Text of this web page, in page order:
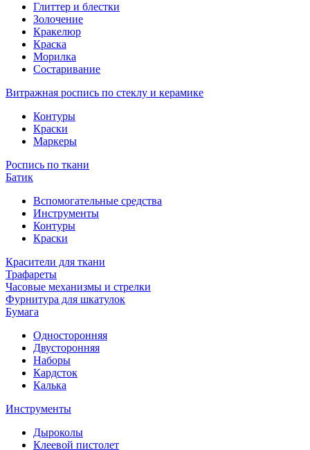
Глиттер и блестки
Золочение
Кракелюр
Краска
Морилка
Состаривание
Витражная роспись по стеклу и керамике
Контуры
Краски
Маркеры
Роспись по ткани
Батик
Вспомогательные средства
Инструменты
Контуры
Краски
Красители для ткани
Трафареты
Часовые механизмы и стрелки
Фурнитура для шкатулок
Бумага
Односторонняя
Двусторонняя
Наборы
Кардсток
Калька
Инструменты
Дыроколы
Клеевой пистолет